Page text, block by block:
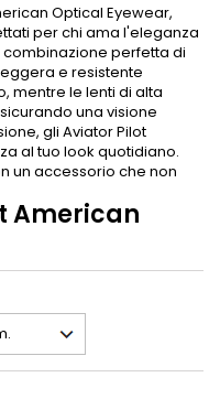
Optical Eyewear,
per chi ama l'eleganza
perfetta di
e resistente
mentre le lenti di alta
una visione
gli Aviator Pilot
al tuo look quotidiano.
un accessorio che non
American